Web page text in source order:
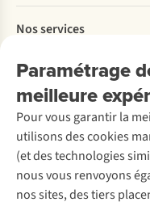
Paramétrage
meilleure
Pour vous garantir la
utilisons des cookies
(et des technologies
nous vous renvoyons
nos sites, des tiers
Payer
Livraison
Rétractation d'une
Entretien & réparations
Garantie
Contactez-nous
Explore More
À propos d’Ayacucho
Nos magasins
À propos d’A.S.Adventure
Déclaration d'accessibilité
Nos services
Location / Location sports
Entretien de ski
Service de lavage
Entretien de chaussures
Réparation de chaussures
Réparation de vêtements
Découvrez
A.S.Magazine
Explore Camp
Gear Check
Expertise & conseils
Abonnez-vous à la